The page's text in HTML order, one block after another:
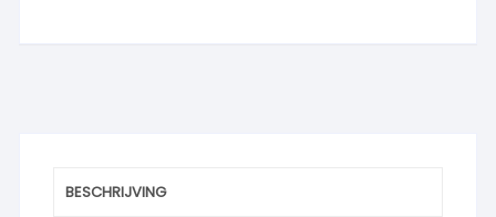
BESCHRIJVING